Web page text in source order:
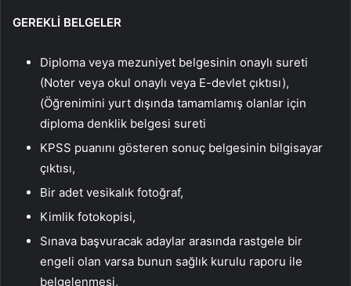
GEREKLİ BELGELER
Diploma veya mezuniyet belgesinin onaylı sureti
(Noter veya okul onaylı veya E-devlet çıktısı),
(Öğrenimini yurt dışında tamamlamış olanlar için
diploma denklik belgesi sureti
KPSS puanını gösteren sonuç belgesinin bilgisayar
çıktısı,
Bir adet vesikalık fotoğraf,
Kimlik fotokopisi,
Sınava başvuracak adaylar arasında rastgele bir
engeli olan varsa bunun sağlık kurulu raporu ile
belgelenmesi,